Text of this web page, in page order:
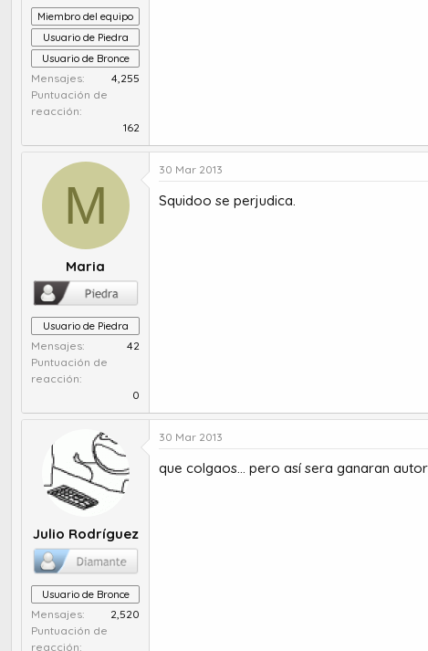
Miembro del equipo
Usuario de Piedra
Usuario de Bronce
Mensajes
4,255
Puntuación de
reacción
162
M
Maria
Usuario de Piedra
Mensajes
42
Puntuación de
reacción
0
30 Mar 2013
Squidoo se perjudica.
Julio Rodríguez
Usuario de Bronce
Mensajes
2,520
Puntuación de
reacción
30 Mar 2013
que colgaos... pero así sera ganaran